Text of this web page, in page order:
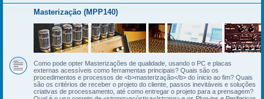
Masterização (MPP140)
Como pode opter Masterizações de qualidade, usando o PC e placas
externas acessíveis como ferramentas principais? Quais são os
procedimentos e processos de <b>masterização</b> do ínicio ao fim? Quais
são os critérios de receber o projeto do cliente, passos inevitáveis e soluções
criativas de processamento, até como entregar o projeto para a prensagem?